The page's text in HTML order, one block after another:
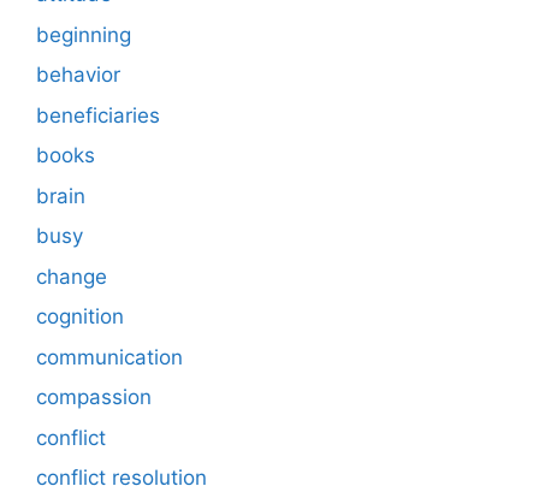
beginning
behavior
beneficiaries
books
brain
busy
change
cognition
communication
compassion
conflict
conflict resolution